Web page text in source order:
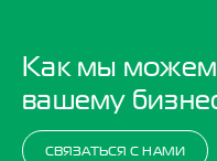
Как мы
вашему
СВЯЗАТЬСЯ С НАМИ